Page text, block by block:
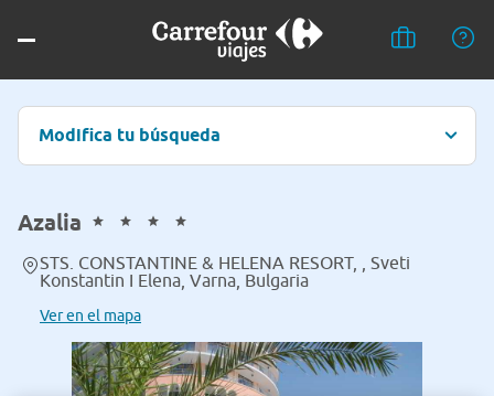
Modifica tu búsqueda
Azalia
STS. CONSTANTINE & HELENA RESORT, , Sveti
Konstantin I Elena, Varna, Bulgaria
Ver en el mapa